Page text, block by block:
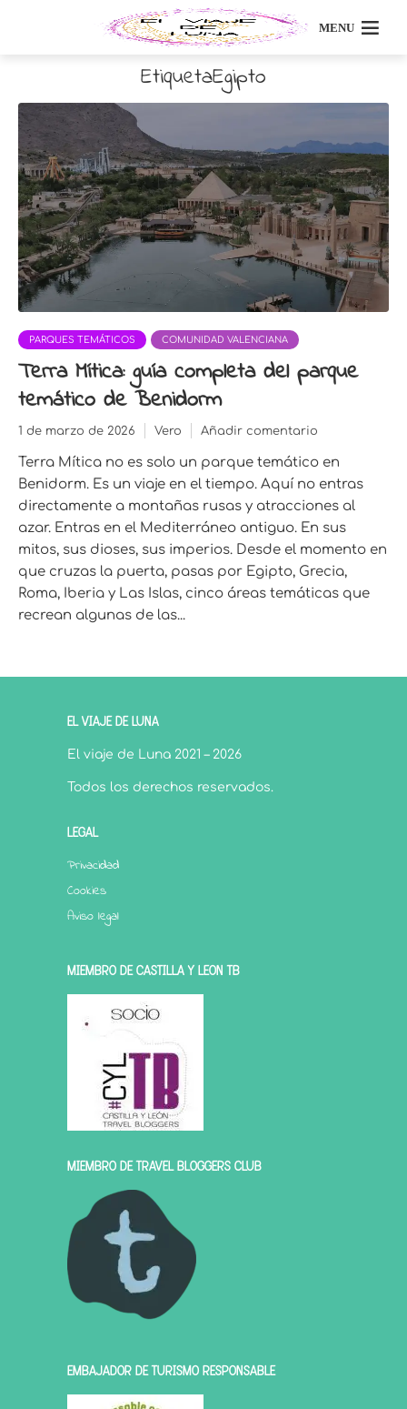
MENU
EtiquetaEgipto
PARQUES TEMÁTICOS COMUNIDAD VALENCIANA
Terra Mítica: guía completa del parque
temático de Benidorm
1 de marzo de 2026 Vero Añadir comentario
Terra Mítica no es solo un parque temático en
Benidorm. Es un viaje en el tiempo. Aquí no entras
directamente a montañas rusas y atracciones al
azar. Entras en el Mediterráneo antiguo. En sus
mitos, sus dioses, sus imperios. Desde el momento en
que cruzas la puerta, pasas por Egipto, Grecia,
Roma, Iberia y Las Islas, cinco áreas temáticas que
recrean algunas de las...
EL VIAJE DE LUNA
El viaje de Luna 2021 – 2026
Todos los derechos reservados.
LEGAL
Privacidad
Cookies
Aviso legal
MIEMBRO DE CASTILLA Y LEÓN TB
MIEMBRO DE TRAVEL BLOGGERS CLUB
EMBAJADOR DE TURISMO RESPONSABLE